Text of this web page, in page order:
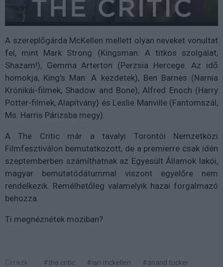
A szereplőgárda McKellen mellett olyan neveket vonultat
fel, mint Mark Strong (Kingsman: A titkos szolgálat,
Shazam!), Gemma Arterton (Perzsia Hercege: Az idő
homokja, King's Man: A kezdetek), Ben Barnes (Narnia
Krónikái-filmek, Shadow and Bone), Alfred Enoch (Harry
Potter-filmek, Alapítvány) és Leslie Manville (Fantomszál,
Ms. Harris Párizsba megy).
A The Critic már a tavalyi Torontói Nemzetközi
Filmfesztiválon bemutatkozott, de a premierre csak idén
szeptemberben számíthatnak az Egyesült Államok lakói,
magyar bemutatódátummal viszont egyelőre nem
rendelkezik. Remélhetőleg valamelyik hazai forgalmazó
behozza.
Ti megnéznétek moziban?
Címkék: #the critic #ian mckellen
#anand tucker